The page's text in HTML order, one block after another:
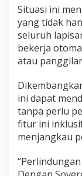
Situasi ini
yang tidak
seluruh
bekerja
atau
ini dapat
tanpa perlu
fitur ini
menjangkau